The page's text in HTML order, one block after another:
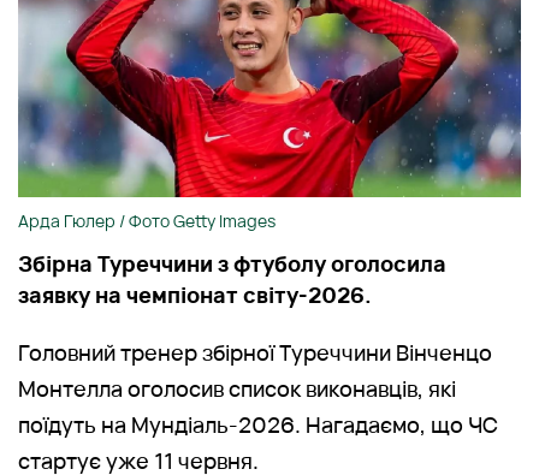
Арда Гюлер / Фото Getty Images
Збірна Туреччини з фтуболу оголосила
заявку на чемпіонат світу-2026.
Головний тренер збірної Туреччини Вінченцо
Монтелла оголосив список виконавців, які
поїдуть на Мундіаль-2026. Нагадаємо, що ЧС
стартує уже 11 червня.